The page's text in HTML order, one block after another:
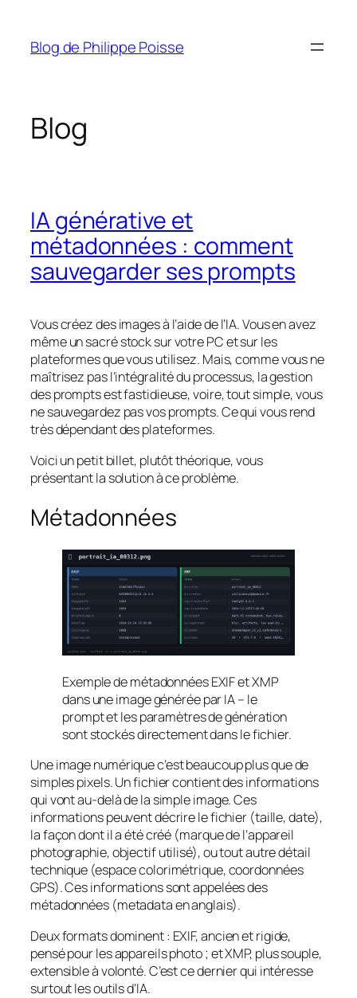
contenu
Blog de Philippe Poisse
Blog
IA générative et
métadonnées : comment
sauvegarder ses prompts
Vous créez des images à l’aide de l’IA. Vous en avez
même un sacré stock sur votre PC et sur les
plateformes que vous utilisez. Mais, comme vous ne
maîtrisez pas l’intégralité du processus, la gestion
des prompts est fastidieuse, voire, tout simple, vous
ne sauvegardez pas vos prompts. Ce qui vous rend
très dépendant des plateformes.
Voici un petit billet, plutôt théorique, vous
présentant la solution à ce problème.
Métadonnées
Exemple de métadonnées EXIF et XMP
dans une image générée par IA – le
prompt et les paramètres de génération
sont stockés directement dans le fichier.
Une image numérique c’est beaucoup plus que de
simples pixels. Un fichier contient des informations
qui vont au-delà de la simple image. Ces
informations peuvent décrire le fichier (taille, date),
la façon dont il a été créé (marque de l’appareil
photographie, objectif utilisé), ou tout autre détail
technique (espace colorimétrique, coordonnées
GPS). Ces informations sont appelées des
métadonnées (metadata en anglais).
Deux formats dominent : EXIF, ancien et rigide,
pensé pour les appareils photo ; et XMP, plus souple,
extensible à volonté. C’est ce dernier qui intéresse
surtout les outils d’IA.